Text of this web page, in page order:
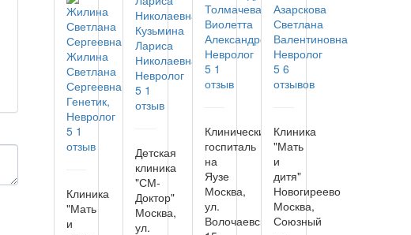
Жилина
Светлана
Сергеевна
Генетик,
Невролог
5 1
отзыв
Клиника
"Мать
и
Кузьмина
Лариса
Николаевна
Невролог
5 1
отзыв
Детская
клиника
"СМ-
Доктор"
Москва,
ул.
Толмачева
Виолетта
Александровна
Невролог
5 1
отзыв
Клинический
госпиталь
на
Яузе
Москва,
ул.
Волочаевская,
Азарскова
Светлана
Валентиновна
Невролог
5 6
отзывов
Клиника
"Мать
и
дитя"
Новогиреево
Москва,
Союзный